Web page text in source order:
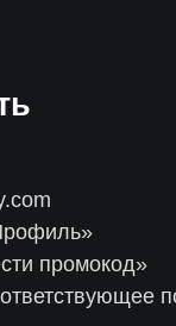
промокод»